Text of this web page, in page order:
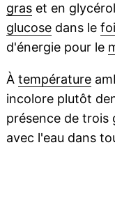
graset en
glucosedans le
d'énergie pour le
À température
incolore plutôt
présence de trois
avec l'eau dans